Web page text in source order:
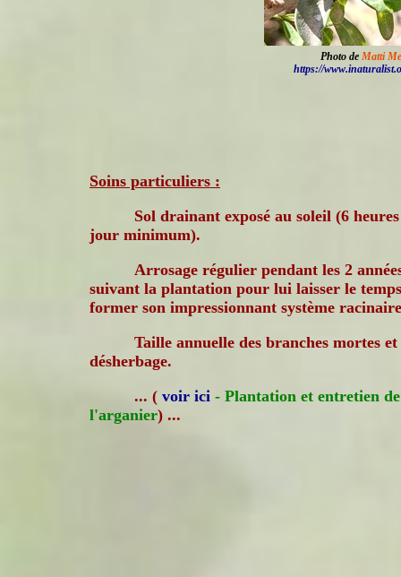
Photo de Matti
https://
Soins particuliers :
Sol drainant exposé au soleil (6
jour minimum).
Arrosage régulier pendant les 2
suivant la plantation pour lui laisser le
former son impressionnant système
Taille annuelle des branches mortes et
désherbage.
... ( voir ici - Plantation et entretien de
l'arganier) ...